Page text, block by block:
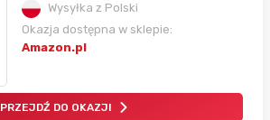
Wysyłka z Polski
Okazja dostępna w sklepie:
Amazon.pl
PRZEJDŹ DO OKAZJI